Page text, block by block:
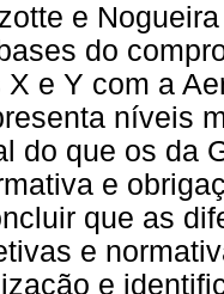
e
do
e Y com a
níveis
do que os da
e
que as
e
e